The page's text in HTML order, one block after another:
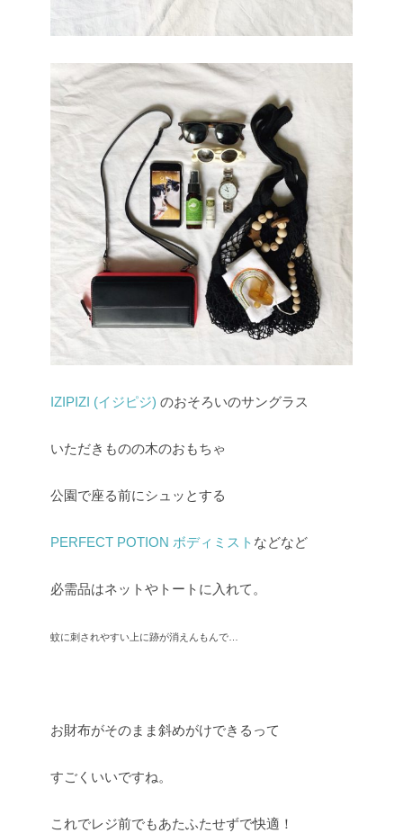
IZIPIZI (イジピジ) のおそろいのサングラス
いただきものの木のおもちゃ
公園で座る前にシュッとする
PERFECT POTION ボディミスト などなど
必需品はネットやトートに入れて。
蚊に刺されやすい上に跡が消えんもんで…
お財布がそのまま斜めがけできるって
すごくいいですね。
これでレジ前でもあたふたせずで快適！